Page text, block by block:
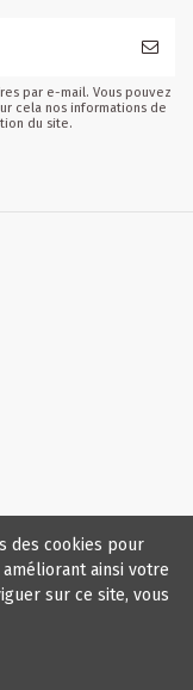
par e-mail. Vous pouvez
cela nos informations de
du site.
des cookies pour
ainsi votre
sur ce site, vous